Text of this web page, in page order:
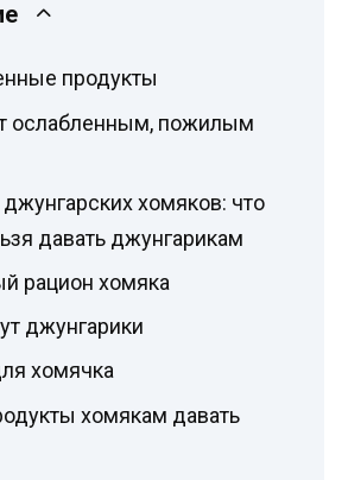
продукты
ослабленным, пожилым
хомяков: что
давать джунгарикам
рацион хомяка
джунгарики
хомячка
хомякам давать